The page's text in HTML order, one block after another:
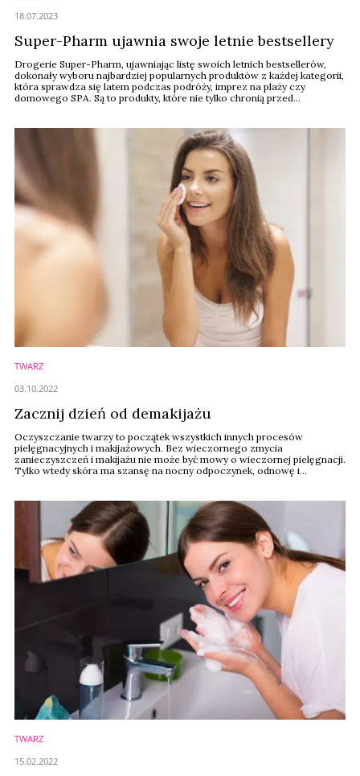
Super-Pharm ujawnia swoje letnie bestsellery
Drogerie Super-Pharm, ujawniając listę swoich letnich bestsellerów,
dokonały wyboru najbardziej popularnych produktów z każdej kategorii,
która sprawdza się latem podczas podróży, imprez na plaży czy
domowego SPA. Są to produkty, które nie tylko chronią przed
18.07.2023
TWARZ
Zacznij dzień od demakijażu
Oczyszczanie twarzy to początek wszystkich innych procesów
pielęgnacyjnych i makijażowych. Bez wieczornego zmycia
zanieczyszczeń i makijażu nie może być mowy o wieczornej pielęgnacji.
Tylko wtedy skóra ma szansę na nocny odpoczynek, odnowę i
03.10.2022
TWARZ
15.02.2022